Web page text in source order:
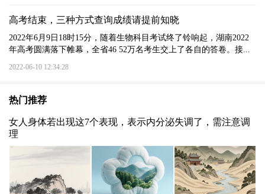
高考结束，三种方式查询成绩请提前知晓
2022年6月9日18时15分，随着生物科目考试终了铃响起，湖南2022
年高考圆满落下帷幕，全省46 52万名考生交上了各自的答卷。接...
2022-06-10 12:34:28
热门推荐
女人身体若出现这7个表现，表示内分泌失调了，需注意调
理